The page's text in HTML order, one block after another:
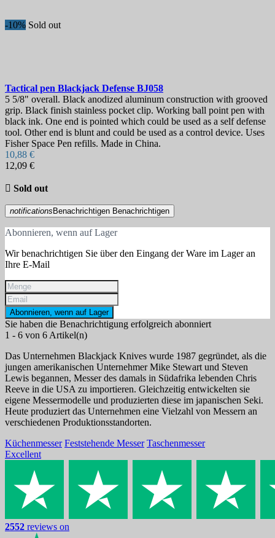
-10% Sold out
Tactical pen Blackjack Defense BJ058
5 5/8" overall. Black anodized aluminum construction with grooved
grip. Black finish stainless pocket clip. Working ball point pen with
black ink. One end is pointed which could be used as a self defense
tool. Other end is blunt and could be used as a control device. Uses
Fisher Space Pen refills. Made in China.
10,88 €
12,09 €
 Sold out
notifications Benachrichtigen Benachrichtigen
Abonnieren, wenn auf Lager
Wir benachrichtigen Sie über den Eingang der Ware im Lager an
Ihre E-Mail
Abonnieren, wenn auf Lager
Sie haben die Benachrichtigung erfolgreich abonniert
1 - 6 von 6 Artikel(n)
Das Unternehmen Blackjack Knives wurde 1987 gegründet, als die
jungen amerikanischen Unternehmer Mike Stewart und Steven
Lewis begannen, Messer des damals in Südafrika lebenden Chris
Reeve in die USA zu importieren. Gleichzeitig entwickelten sie
eigene Messermodelle und produzierten diese im japanischen Seki.
Heute produziert das Unternehmen eine Vielzahl von Messern an
verschiedenen Produktionsstandorten.
Küchenmesser Feststehende Messer Taschenmesser
Excellent
2552 reviews on